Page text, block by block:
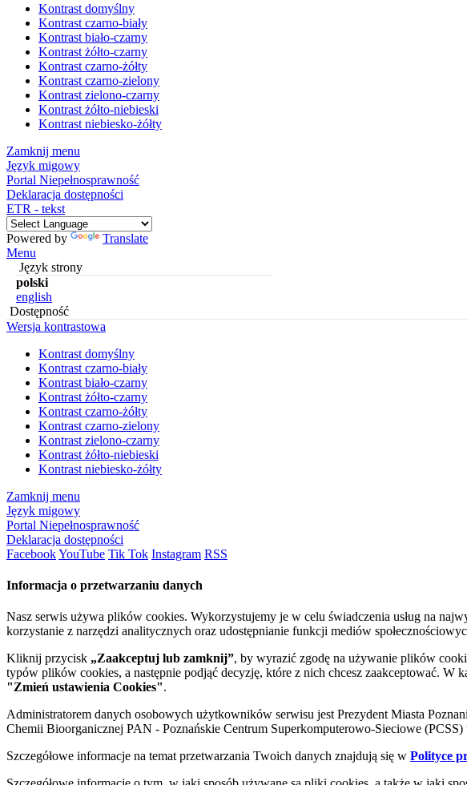
Kontrast domyślny
Kontrast czarno-biały
Kontrast biało-czarny
Kontrast żółto-czarny
Kontrast czarno-żółty
Kontrast czarno-zielony
Kontrast zielono-czarny
Kontrast żółto-niebieski
Kontrast niebiesko-żółty
Zamknij menu
Język migowy
Portal Niepełnosprawność
Deklaracja dostępności
ETR - tekst
Powered by
Translate
Menu
Język strony
polski
english
Dostępność
Wersja kontrastowa
Kontrast domyślny
Kontrast czarno-biały
Kontrast biało-czarny
Kontrast żółto-czarny
Kontrast czarno-żółty
Kontrast czarno-zielony
Kontrast zielono-czarny
Kontrast żółto-niebieski
Kontrast niebiesko-żółty
Zamknij menu
Język migowy
Portal Niepełnosprawność
Deklaracja dostępności
FacebookYouTube Tik Tok Instagram RSS
Informacja o przetwarzaniu danych
Nasz serwis używa plików cookies. Wykorzystujemy je w celu świadczenia usług na
korzystanie z narzędzi analitycznych oraz udostępnianie funkcji mediów
Kliknij przycisk „Zaakceptuj lub zamknij”, by wyrazić zgodę na używanie plików
typów plików cookies, a następnie podjąć decyzję, które z nich chcesz zaakceptować.
"Zmień ustawienia Cookies".
Administratorem danych osobowych użytkowników serwisu jest Prezydent Miasta
Chemii Bioorganicznej PAN - Poznańskie Centrum Superkomputerowo-Sieciowe
Szczegółowe informacje na temat przetwarzania Twoich danych znajdują się w Polityce